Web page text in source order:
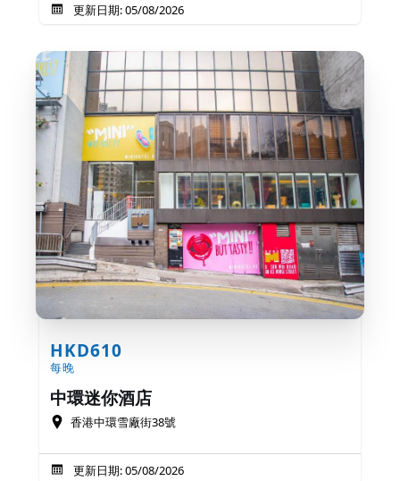
更新日期: 05/08/2026
HKD610
每晚
中環迷你酒店
香港中環雪廠街38號
更新日期: 05/08/2026